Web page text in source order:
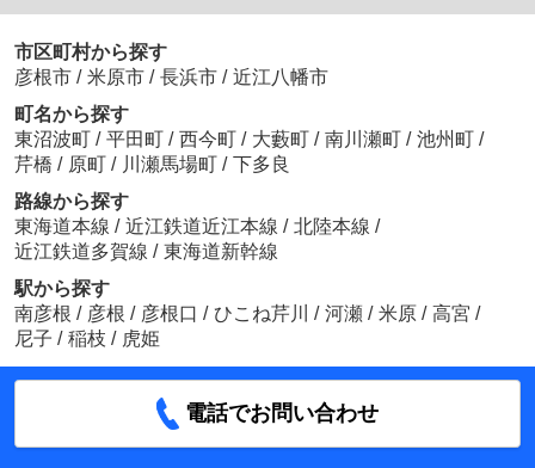
市区町村から探す
彦根市 / 米原市 / 長浜市 / 近江八幡市
町名から探す
東沼波町 / 平田町 / 西今町 / 大藪町 / 南川瀬町 / 池州町 /
芹橋 / 原町 / 川瀬馬場町 / 下多良
路線から探す
東海道本線 / 近江鉄道近江本線 / 北陸本線 /
近江鉄道多賀線 / 東海道新幹線
駅から探す
南彦根 / 彦根 / 彦根口 / ひこね芹川 / 河瀬 / 米原 / 高宮 /
尼子 / 稲枝 / 虎姫
電話でお問い合わせ